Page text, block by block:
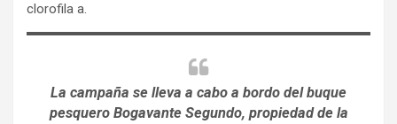
clorofila a.
La campaña se lleva a cabo a bordo del buque
pesquero Bogavante Segundo, propiedad de la